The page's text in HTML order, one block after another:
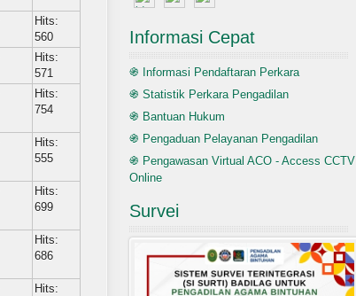
Hits:
560
Hits:
571
Hits:
754
Hits:
555
Hits:
699
Hits:
686
Hits:
Informasi Cepat
֍ Informasi Pendaftaran Perkara
֍ Statistik Perkara Pengadilan
֍ Bantuan Hukum
֍ Pengaduan Pelayanan Pengadilan
֍ Pengawasan Virtual ACO - Access CCTV
Online
Survei